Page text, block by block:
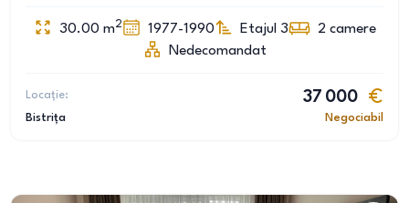
30.00 m2 1977-1990 Etajul 3 2 camere
Nedecomandat
Locație:
Bistrița
37 000
Negociabil